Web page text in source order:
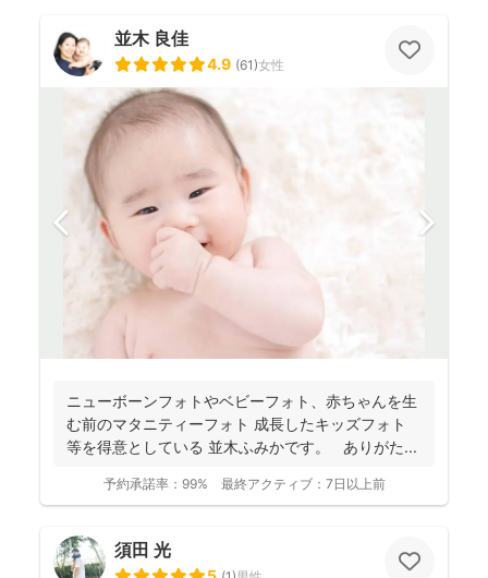
並木 良佳
4.9 (61)女性
ニューボーンフォトやベビーフォト、赤ちゃんを生
む前のマタニティーフォト 成長したキッズフォト
等を得意としている 並木ふみかです。 ありがた...
予約承諾率： 99% 最終アクティブ： 7日以上前
須田 光